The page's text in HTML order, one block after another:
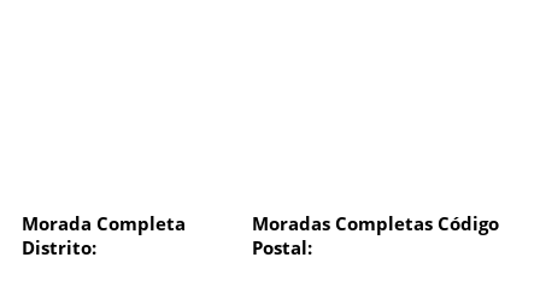
Morada Completa
Distrito:
Moradas Completas Código
Postal: